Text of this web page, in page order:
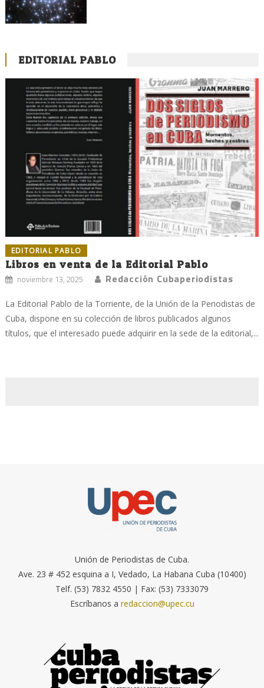
EDITORIAL PABLO
EDITORIAL PABLO
Libros en venta de la Editorial Pablo
noviembre 13, 2025 Redacción Cubaperiodistas
La Editorial Pablo de la Torriente, de la Unión de la Periodistas de
Cuba, dispone en su colección de libros publicados algunos
títulos, que el interesado puede adquirir en la sede de la editorial,...
Unión de Periodistas de Cuba.
Ave. 23 # 452 esquina a I, Vedado, La Habana Cuba (10400)
Telf. (53) 7832 4550 | Fax: (53) 7333079
Escríbanos a redaccion@upec.cu